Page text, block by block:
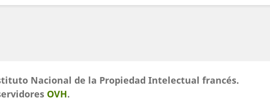
Nacional de la Propiedad Intelectual francés.
OVH.